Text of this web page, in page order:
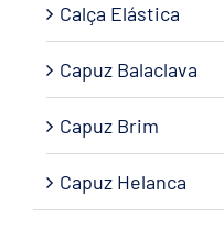
Calça Elástica
Capuz Balaclava
Capuz Brim
Capuz Helanca